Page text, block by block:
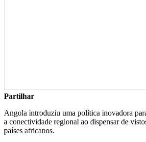
Partilhar
Angola introduziu uma política inovadora
a conectividade regional ao dispensar de
países africanos.